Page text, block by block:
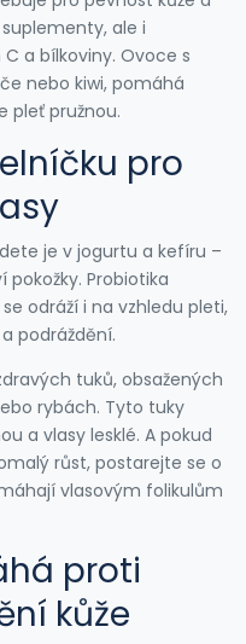
ale i
a bílkoviny. Ovoce s
nebo kiwi, pomáhá
pleť pružnou.
pro
je v jogurtu a kefíru –
Probiotika
odráží i na vzhledu pleti,
podráždění.
tuků, obsažených
rybách. Tyto tuky
a vlasy lesklé. A pokud
růst, postarejte se o
vlasovým folikulům
proti
kůže